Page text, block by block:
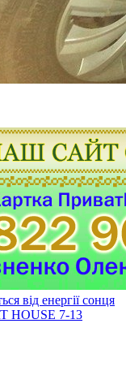
від енергії сонця
HOUSE 7-13